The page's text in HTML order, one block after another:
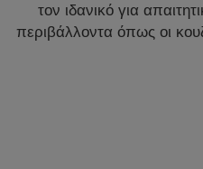
τον ιδανικό για
περιβάλλοντα όπως οι